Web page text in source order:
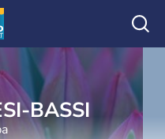
BASSI